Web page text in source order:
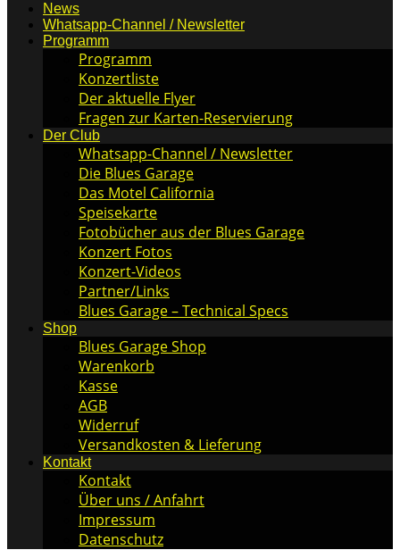
News
Whatsapp-Channel / Newsletter
Programm
Programm
Konzertliste
Der aktuelle Flyer
Fragen zur Karten-Reservierung
Der Club
Whatsapp-Channel / Newsletter
Die Blues Garage
Das Motel California
Speisekarte
Fotobücher aus der Blues Garage
Konzert Fotos
Konzert-Videos
Partner/Links
Blues Garage – Technical Specs
Shop
Blues Garage Shop
Warenkorb
Kasse
AGB
Widerruf
Versandkosten & Lieferung
Kontakt
Kontakt
Über uns / Anfahrt
Impressum
Datenschutz